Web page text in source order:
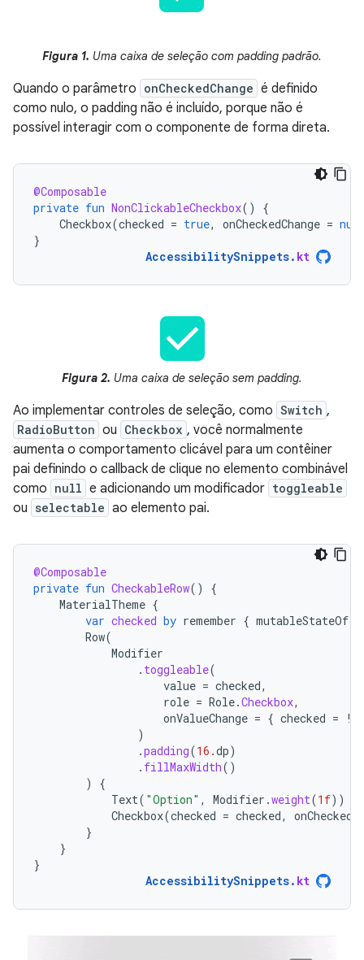
Figura 1. Uma caixa de seleção com padding padrão.
Quando o parâmetro onCheckedChange é definido
como nulo, o padding não é incluído, porque não é
possível interagir com o componente de forma direta.
@Composable
private fun NonClickableCheckbox()
{
Checkbox(checked = true, onCheckedChange =
}
AccessibilitySnippets. kt
Figura 2. Uma caixa de seleção sem padding.
Ao implementar controles de seleção, como Switch ,
RadioButton ou Checkbox , você normalmente
aumenta o comportamento clicável para um contêiner
pai definindo o callback de clique no elemento combinável
como null e adicionando um modificador toggleable
ou selectable ao elemento pai.
@Composable
private fun CheckableRow()
{
MaterialTheme {
var checked by remember { mutableStateOf
Row(
Modifier
. toggleable(
value = checked,
role = Role.Checkbox,
onValueChange = { checked = !
)
.padding(16.dp)
. fillMaxWidth()
)
{
Text( "Option" , Modifier .weight(1f))
Checkbox(checked = checked,
}
}
}
AccessibilitySnippets. kt